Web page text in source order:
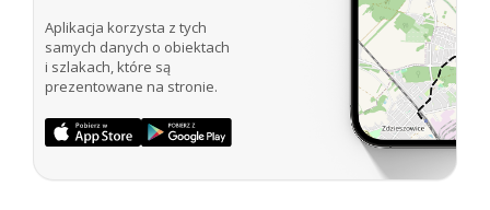
Aplikacja korzysta z tych
samych danych o obiektach
i szlakach, które są
prezentowane na stronie.